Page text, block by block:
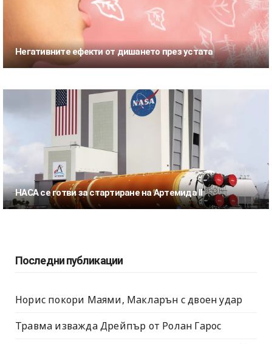
Негативните ефекти от дишането през устата
НАСА се готви за стартиране на Артемида II
Последни публикации
Норис покори Маями, Макларън с двоен удар
Травма изважда Дрейпър от Ролан Гарос